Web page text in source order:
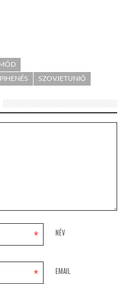
PIHENÉS SZOVJETUNIÓ
NÉV
*
EMAIL
*